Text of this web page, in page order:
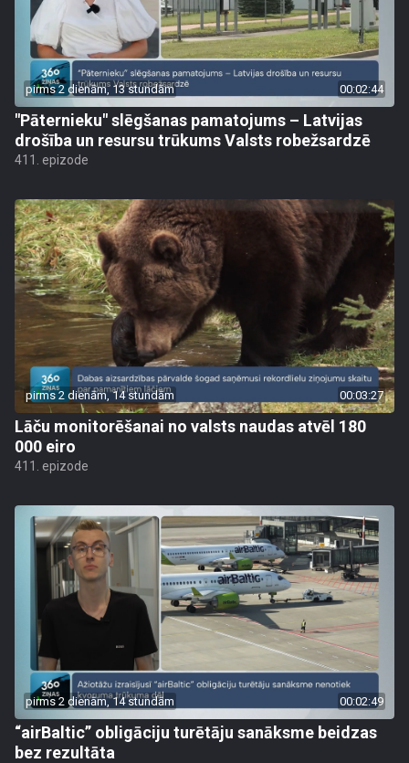
pirms 2 dienām, 13 stundām 00:02:44
"Pāternieku" slēgšanas pamatojums – Latvijas
drošība un resursu trūkums Valsts robežsardzē
411. epizode
pirms 2 dienām, 14 stundām 00:03:27
Lāču monitorēšanai no valsts naudas atvēl 180
000 eiro
411. epizode
pirms 2 dienām, 14 stundām 00:02:49
“airBaltic” obligāciju turētāju sanāksme beidzas
bez rezultāta